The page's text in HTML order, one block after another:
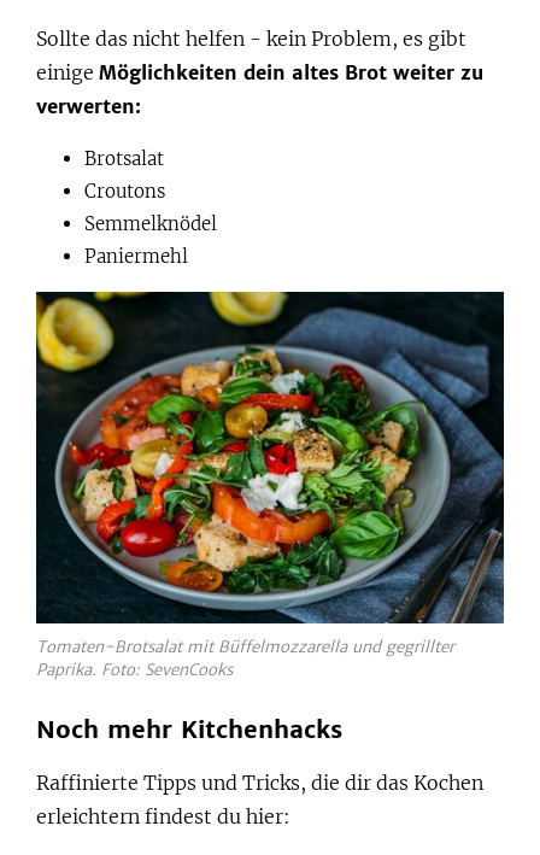
Sollte das nicht helfen - kein Problem, es gibt
einige Möglichkeiten dein altes Brot weiter zu
verwerten:
Brotsalat
Croutons
Semmelknödel
Paniermehl
Tomaten-Brotsalat mit Büffelmozzarella und gegrillter
Paprika. Foto: SevenCooks
Noch mehr Kitchenhacks
Raffinierte Tipps und Tricks, die dir das Kochen
erleichtern findest du hier: